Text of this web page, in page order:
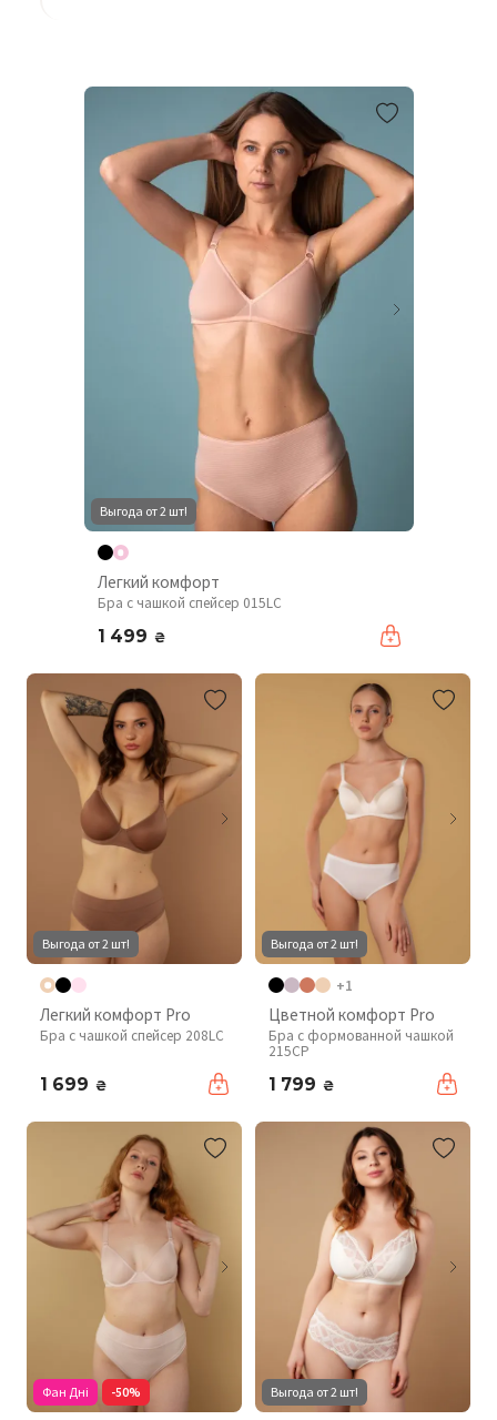
Выгода от 2 шт!
Легкий комфорт
Бра с чашкой спейсер 015LC
1 499 ₴
Выгода от 2 шт!
Легкий комфорт Pro
Бра с чашкой спейсер 208LC
1 699 ₴
Выгода от 2 шт!
+1
Цветной комфорт Pro
Бра с формованной чашкой
215CP
1 799 ₴
Фан Дні -50% Выгода от 2 шт!